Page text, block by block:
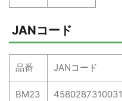
JANコード
品番 JANコード
BM23 4580287310031